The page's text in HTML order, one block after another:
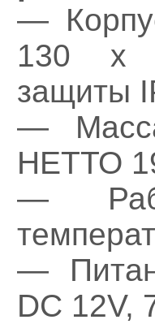
—
130 х
защиты
—
НЕТТО
—
—
DC 12V,